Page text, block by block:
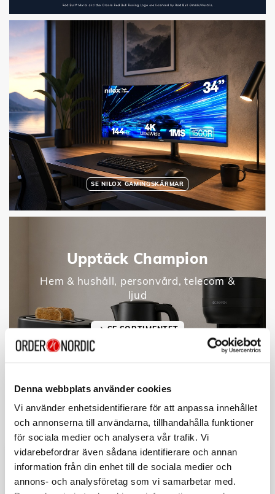
Denna webbplats använder cookies
Vi använder enhetsidentifierare för att anpassa innehållet
och annonserna till användarna, tillhandahålla funktioner
för sociala medier och analysera vår trafik. Vi
vidarebefordrar även sådana identifierare och annan
information från din enhet till de sociala medier och
annons- och analysföretag som vi samarbetar med.
SE NILOX GAMINGSKÄRMAR
Upptäck Champion
Hem & hushåll, personvård, telecom &
ljud
SE SORTIMENTET